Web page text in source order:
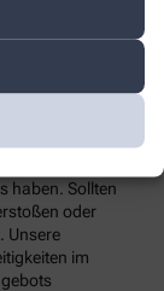
erstellt. Soweit
können wir
und
haben. Sollten
oder
Unsere
im